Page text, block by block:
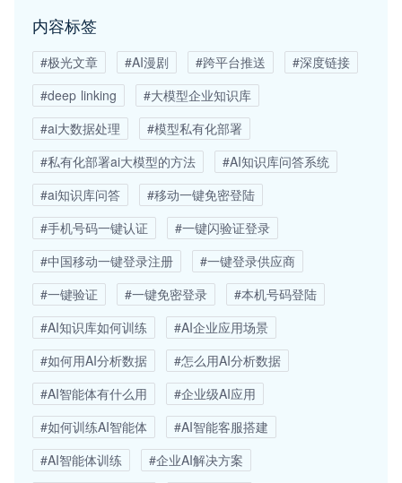
内容标签
#极光文章 #AI漫剧 #跨平台推送
#深度链接
#deep linking
#大模型企业知识库
#ai大数据处理
#模型私有化部署
#私有化部署ai大模型的方法
#AI知识库问答系统
#ai知识库问答
#移动一键免密登陆
#手机号码一键认证
#一键闪验证登录
#中国移动一键登录注册
#一键登录供应商
#一键验证
#一键免密登录
#本机号码登陆
#AI知识库如何训练
#AI企业应用场景
#如何用AI分析数据
#怎么用AI分析数据
#AI智能体有什么用
#企业级AI应用
#如何训练AI智能体
#AI智能客服搭建
#AI智能体训练
#企业AI解决方案